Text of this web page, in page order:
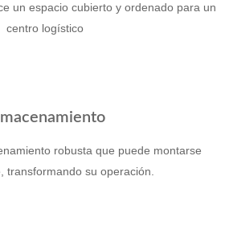
un espacio cubierto y ordenado para un
centro logístico
robusta que puede montarse
transformando su operación.